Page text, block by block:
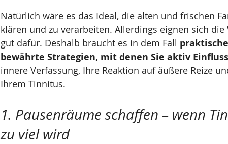
Natürlich wäre es das Ideal, die alten und frischen
klären und zu verarbeiten. Allerdings eignen sich
gut dafür. Deshalb braucht es in dem Fall
bewährte Strategien, mit denen Sie aktiv
innere Verfassung, Ihre Reaktion auf äußere Reize
Ihrem Tinnitus.
1. Pausenräume schaffen – wenn
zu viel wird